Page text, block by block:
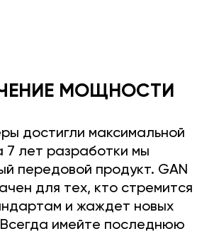
МОЩНОСТИ
достигли максимальной
7 лет разработки мы
передовой продукт. GAN
для тех, кто стремится
и жаждет новых
имейте последнюю